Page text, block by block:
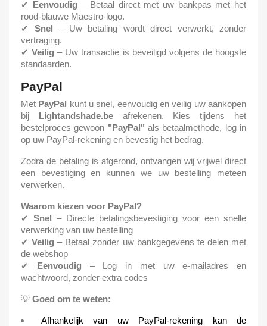
✔ Eenvoudig – Betaal direct met uw bankpas met het
rood-blauwe Maestro-logo.
✔ Snel – Uw betaling wordt direct verwerkt, zonder
vertraging.
✔Veilig – Uw transactie is beveiligd volgens de hoogste
standaarden.
PayPal
Met PayPal kunt u snel, eenvoudig en veilig uw aankopen
bij Lightandshade.beafrekenen. Kies tijdens het
bestelproces gewoon "PayPal" als betaalmethode, log in
op uw PayPal-rekening en bevestig het bedrag.
Zodra de betaling is afgerond, ontvangen wij vrijwel direct
een bevestiging en kunnen we uw bestelling meteen
verwerken.
Waarom kiezen voor PayPal?
✔ Snel – Directe betalingsbevestiging voor een snelle
verwerking van uw bestelling
✔Veilig – Betaal zonder uw bankgegevens te delen met
de webshop
✔ Eenvoudig – Log in met uw e-mailadres en
wachtwoord, zonder extra codes
💡 Goed om te weten:
Afhankelijk van uw PayPal-rekening kan de